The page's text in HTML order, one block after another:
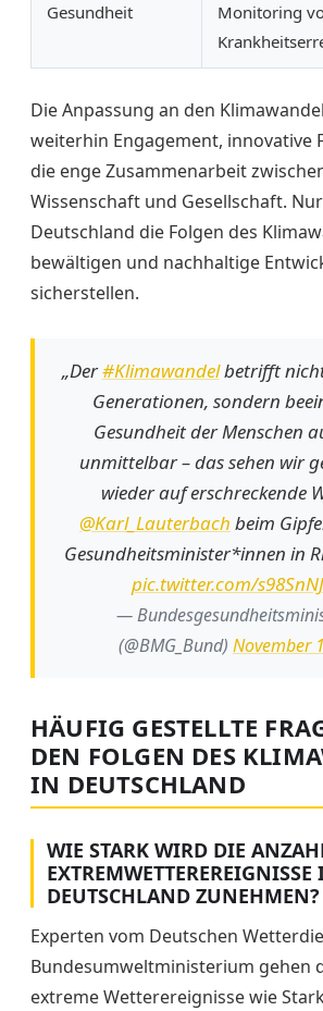
Gesundheit
Monitoring
Die Anpassung an den
weiterhin Engagement, innovative
die enge Zusammenarbeit
Wissenschaft und Gesellschaft.
Deutschland die Folgen des
bewältigen und nachhaltige
sicherstellen.
„Der#Klimawandelbetrifft
Generationen, sondern
Gesundheit der Menschen
unmittelbar – das sehen wir
wieder auf erschreckende
@Karl_Lauterbach beim
Gesundheitsminister*innen in
pic.twitter.com/
—
(@BMG_Bund) November
HÄUFIG GESTELLTE
DEN FOLGEN DES
IN DEUTSCHLAND
WIE STARK WIRD DIE
EXTREMWETTEREREIGNISSE
DEUTSCHLAND ZUNEHMEN?
Experten vom Deutschen
Bundesumweltministerium gehen
extreme Wetterereignisse wie